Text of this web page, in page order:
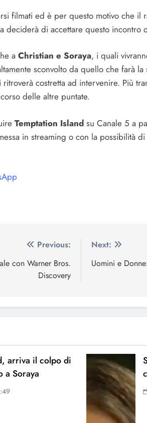
filmati ed è per questo motivo che il
deciderà di accettare questo
a Christian e Soraya, i quali
sconvolto da quello che farà
costretta ad intervenire. Più
delle altre puntate.
Temptation Island su Canale 5 a
in streaming o con la possibilità
Previous:
con Warner Bros.
Discovery
Next:
Uomini e
arriva il colpo di
a Soraya